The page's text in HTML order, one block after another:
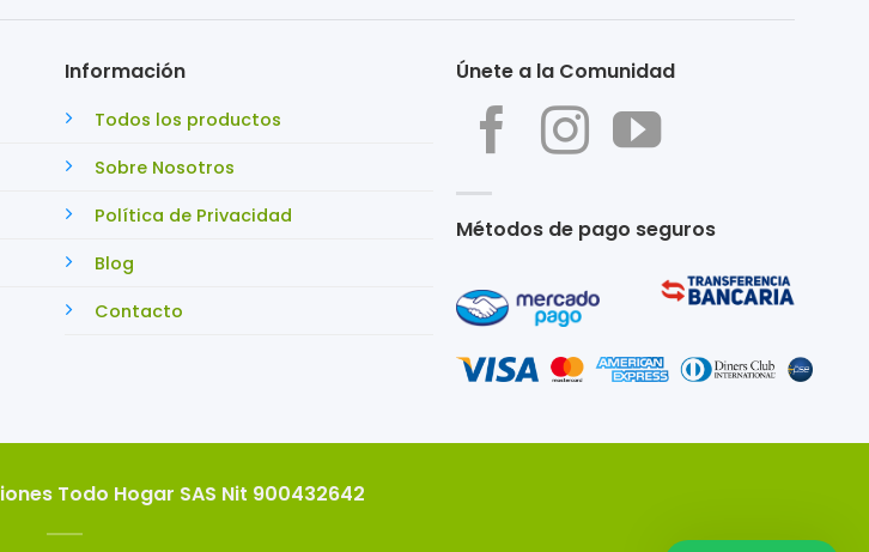
Información
Todos los productos
Sobre Nosotros
Política de Privacidad
Blog
Contacto
Únete a la Comunidad
Métodos de pago seguros
Todo Hogar SAS Nit 900432642